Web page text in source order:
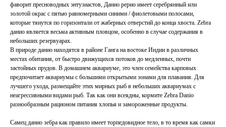
фаворит пресноводных энтузиастов, Данио рерио имеет серебрянный или
золотой окрас с пятью равномерными синими / фиолетовыми полосами,
которые тянутся по горизонтали от жаберных отверстий до конца хвоста. Zebra
данио является весьма активным пловцом, особенно в случае содержания в
небольших резервуарах.
В природе данио находятся в районе Ганга на востоке Индии в различных
местах обитания, от быстро движущихся потоков до медленных, почти
застойных прудов. В домашнем аквариуме, это член семейства карповых
предпочитает аквариумы с большими открытыми зонами для плавания. Для
лучшего ухода, размещайте этих мирных рыб в небольших аквариумах с
неагрессивными видами рыб. Так как они всеядны, кормите Zebra Danio
разнообразным рационом питания хлопья и замороженные продукты.
Самец данио зебра как правило имеет торпедовидное тело, в то время как самки